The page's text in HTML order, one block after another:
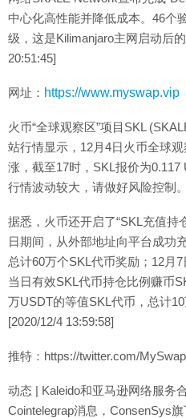
中心化高性能并降低成本。46个
级，这是Kilimanjaro主网启动后
20:51:45]
网址： https://www.myswap.vip
火币“全球观察区”项目SKL
站行情显示，12月4日火币全球
涨，截至17时，SKL报价为0.117
行情波动较大，请做好风险控制。
据悉，火币还开启了“SKL充值持
日期间，从外部地址向平台成功
总计60万个SKL代币奖励；12月
当日有效SKL代币持仓比例赚币
万USDT的等值SKL代币，总计
[2020/12/4 13:59:58]
推特：https://twitter.com/
动态 | Kaleido和亚马逊网络服务
Cointelegrap消息，ConsenSys